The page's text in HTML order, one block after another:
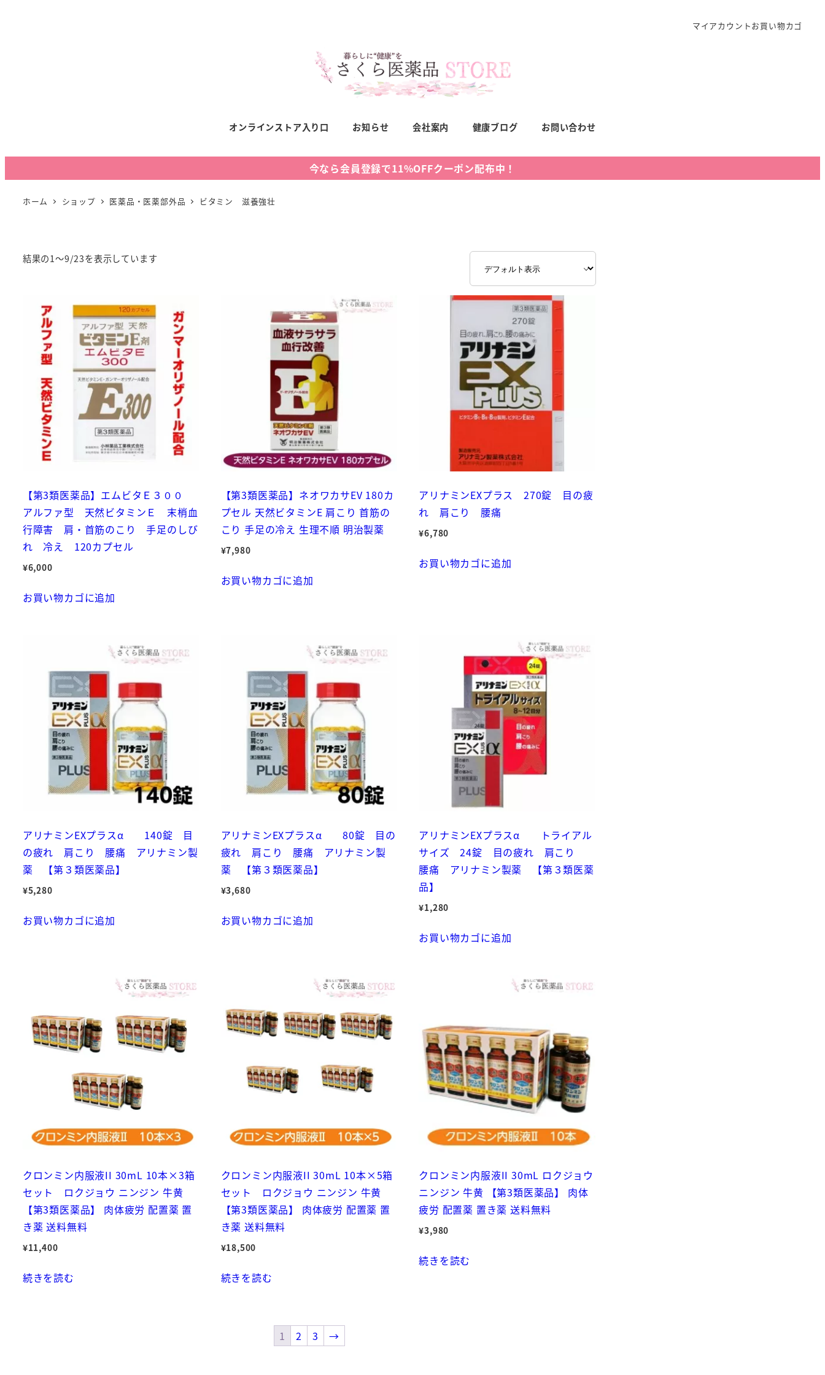
マイアカウントお買い物カゴ
オンラインストア入り口 お知らせ 会社案内 健康ブログ お問い合わせ
今なら会員登録で11%OFFクーポン配布中！
ホーム ショップ 医薬品・医薬部外品 ビタミン 滋養強壮
結果の1～9/23を表示しています
【第3類医薬品】エムビタＥ３００
アルファ型 天然ビタミンＥ 末梢血
行障害 肩・首筋のこり 手足のしび
れ 冷え 120カプセル
¥6,000
お買い物カゴに追加
【第3類医薬品】ネオワカサEV 180カ
プセル 天然ビタミンE 肩こり 首筋の
こり 手足の冷え 生理不順 明治製薬
¥7,980
お買い物カゴに追加
アリナミンEXプラス 270錠 目の疲
れ 肩こり 腰痛
¥6,780
お買い物カゴに追加
アリナミンEXプラスα 140錠 目
の疲れ 肩こり 腰痛 アリナミン製
薬 【第３類医薬品】
¥5,280
お買い物カゴに追加
アリナミンEXプラスα 80錠 目の
疲れ 肩こり 腰痛 アリナミン製
薬 【第３類医薬品】
¥3,680
お買い物カゴに追加
アリナミンEXプラスα トライアル
サイズ 24錠 目の疲れ 肩こり
腰痛 アリナミン製薬 【第３類医薬
品】
¥1,280
お買い物カゴに追加
クロンミン内服液II 30mL 10本×3箱
セット ロクジョウ ニンジン 牛黄
【第3類医薬品】 肉体疲労 配置薬 置
き薬 送料無料
¥11,400
続きを読む
クロンミン内服液II 30mL 10本×5箱
セット ロクジョウ ニンジン 牛黄
【第3類医薬品】 肉体疲労 配置薬 置
き薬 送料無料
¥18,500
続きを読む
クロンミン内服液II 30mL ロクジョウ
ニンジン 牛黄 【第3類医薬品】 肉体
疲労 配置薬 置き薬 送料無料
¥3,980
続きを読む
1 2 3 →